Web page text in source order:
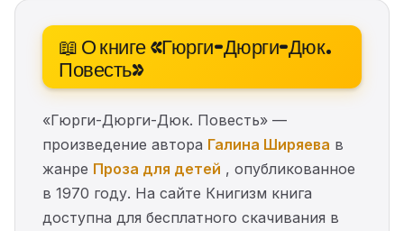
📖 О книге «Гюрги-Дюрги-Дюк.
Повесть»
«Гюрги-Дюрги-Дюк. Повесть» —
произведение автора Галина Ширяева в
жанре Проза для детей , опубликованное
в 1970 году. На сайте Книгизм книга
доступна для бесплатного скачивания в